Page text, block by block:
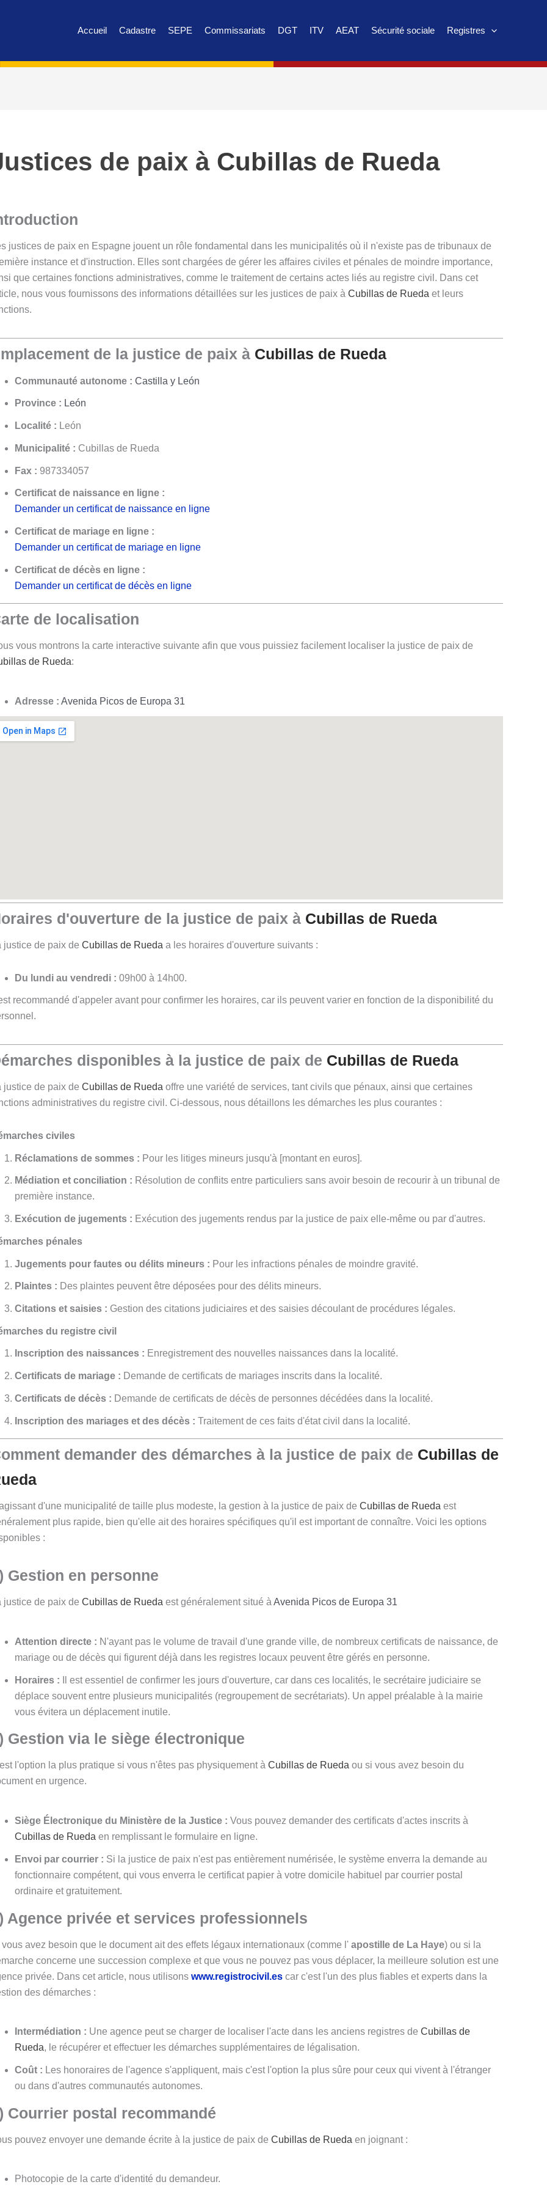
Accueil Cadastre SEPE Commissariats DGT ITV AEAT Sécurité sociale Registres
de paix à Cubillas de Rueda
justices de paix en Espagne jouent un rôle fondamental dans les municipalités où il n'existe pas de tribunaux de
instance et d'instruction. Elles sont chargées de gérer les affaires civiles et pénales de moindre importance,
que certaines fonctions administratives, comme le traitement de certains actes liés au registre civil. Dans cet
nous vous fournissons des informations détaillées sur les justices de paix à Cubillas de Rueda et leurs
de la justice de paix à Cubillas de Rueda
Communauté autonome : Castilla y León
Province : León
Localité : León
Municipalité : Cubillas de Rueda
Fax : 987334057
Certificat de naissance en ligne :
Demander un certificat de naissance en ligne
Certificat de mariage en ligne :
Demander un certificat de mariage en ligne
Certificat de décès en ligne :
Demander un certificat de décès en ligne
de localisation
vous montrons la carte interactive suivante afin que vous puissiez facilement localiser la justice de paix de
de Rueda:
Adresse : Avenida Picos de Europa 31
d'ouverture de la justice de paix à Cubillas de Rueda
justice de paix de Cubillas de Rueda a les horaires d'ouverture suivants :
Du lundi au vendredi : 09h00 à 14h00.
est recommandé d'appeler avant pour confirmer les horaires, car ils peuvent varier en fonction de la disponibilité du
disponibles à la justice de paix de Cubillas de Rueda
justice de paix de Cubillas de Rueda offre une variété de services, tant civils que pénaux, ainsi que certaines
administratives du registre civil. Ci-dessous, nous détaillons les démarches les plus courantes :
civiles
Réclamations de sommes : Pour les litiges mineurs jusqu'à [montant en euros].
Médiation et conciliation : Résolution de conflits entre particuliers sans avoir besoin de recourir à un tribunal de
première instance.
Exécution de jugements : Exécution des jugements rendus par la justice de paix elle-même ou par d'autres.
pénales
Jugements pour fautes ou délits mineurs : Pour les infractions pénales de moindre gravité.
Plaintes : Des plaintes peuvent être déposées pour des délits mineurs.
Citations et saisies : Gestion des citations judiciaires et des saisies découlant de procédures légales.
du registre civil
Inscription des naissances : Enregistrement des nouvelles naissances dans la localité.
Certificats de mariage : Demande de certificats de mariages inscrits dans la localité.
Certificats de décès : Demande de certificats de décès de personnes décédées dans la localité.
Inscription des mariages et des décès : Traitement de ces faits d'état civil dans la localité.
demander des démarches à la justice de paix de Cubillas de
d'une municipalité de taille plus modeste, la gestion à la justice de paix de Cubillas de Rueda est
plus rapide, bien qu'elle ait des horaires spécifiques qu'il est important de connaître. Voici les options
:
Gestion en personne
justice de paix de Cubillas de Rueda est généralement situé à Avenida Picos de Europa 31
Attention directe : N'ayant pas le volume de travail d'une grande ville, de nombreux certificats de naissance, de
mariage ou de décès qui figurent déjà dans les registres locaux peuvent être gérés en personne.
Horaires : Il est essentiel de confirmer les jours d'ouverture, car dans ces localités, le secrétaire judiciaire se
déplace souvent entre plusieurs municipalités (regroupement de secrétariats). Un appel préalable à la mairie
vous évitera un déplacement inutile.
Gestion via le siège électronique
l'option la plus pratique si vous n'êtes pas physiquement à Cubillas de Rueda ou si vous avez besoin du
en urgence.
Siège Électronique du Ministère de la Justice : Vous pouvez demander des certificats d'actes inscrits à
Cubillas de Rueda en remplissant le formulaire en ligne.
Envoi par courrier : Si la justice de paix n'est pas entièrement numérisée, le système enverra la demande au
fonctionnaire compétent, qui vous enverra le certificat papier à votre domicile habituel par courrier postal
ordinaire et gratuitement.
Agence privée et services professionnels
vous avez besoin que le document ait des effets légaux internationaux (comme l' apostille de La Haye) ou si la
concerne une succession complexe et que vous ne pouvez pas vous déplacer, la meilleure solution est une
privée. Dans cet article, nous utilisons www.registrocivil.es car c'est l'un des plus fiables et experts dans la
des démarches :
Intermédiation : Une agence peut se charger de localiser l'acte dans les anciens registres de Cubillas de
Rueda, le récupérer et effectuer les démarches supplémentaires de légalisation.
Coût : Les honoraires de l'agence s'appliquent, mais c'est l'option la plus sûre pour ceux qui vivent à l'étranger
ou dans d'autres communautés autonomes.
Courrier postal recommandé
pouvez envoyer une demande écrite à la justice de paix de Cubillas de Rueda en joignant :
Photocopie de la carte d'identité du demandeur.